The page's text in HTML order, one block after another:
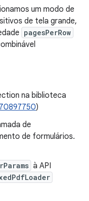
um modo de
de tela grande,
pagesPerRow
na biblioteca
)
de
de formulários.
à API